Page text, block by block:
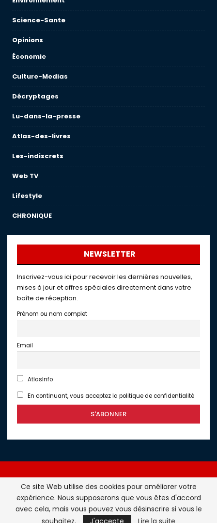
Science-Sante
Opinions
Économie
Culture-Medias
Décryptages
Lu-dans-la-presse
Atlas-des-livres
Les-indiscrets
Web TV
Lifestyle
CHRONIQUE
NEWSLETTER
Inscrivez-vous ici pour recevoir les dernières nouvelles,
mises à jour et offres spéciales directement dans votre
boîte de réception.
Prénom ou nom complet
Email
AtlasInfo
En continuant, vous acceptez la politique de confidentialité
Atlasinfo.fr : l'essentiel de l'actualité de la France et du
Maghreb © Tous Droits Réservés - Atlasinfo- 2026
Ce site Web utilise des cookies pour améliorer votre
expérience. Nous supposerons que vous êtes d'accord
avec cela, mais vous pouvez vous désinscrire si vous le
souhaitez.
J'accepte Lire la suite